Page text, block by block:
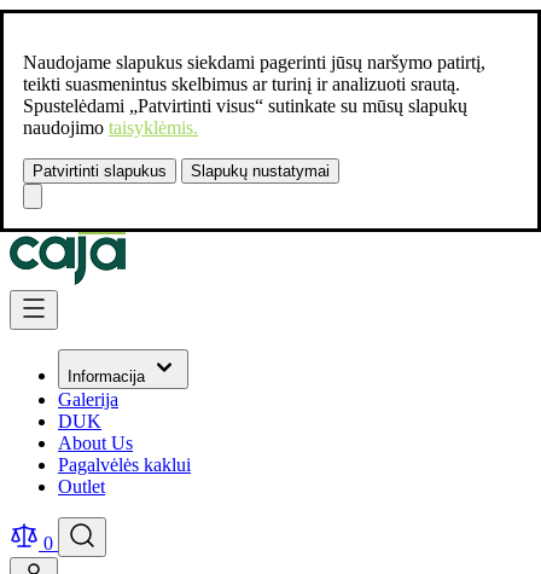
Naudojame slapukus siekdami pagerinti jūsų naršymo patirtį,
teikti suasmenintus skelbimus ar turinį ir analizuoti srautą.
Spustelėdami „Patvirtinti visus“ sutinkate su mūsų slapukų
naudojimo taisyklėmis.
Patvirtinti slapukus Slapukų nustatymai
Susisiekite:
Skip to Content
Informacija
Galerija
DUK
About Us
Pagalvėlės kaklui
Outlet
0